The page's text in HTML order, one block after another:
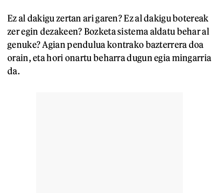
Ez al dakigu zertan ari garen? Ez al dakigu botereak
zer egin dezakeen? Bozketa sistema aldatu behar al
genuke? Agian pendulua kontrako bazterrera doa
orain, eta hori onartu beharra dugun egia mingarria
da.